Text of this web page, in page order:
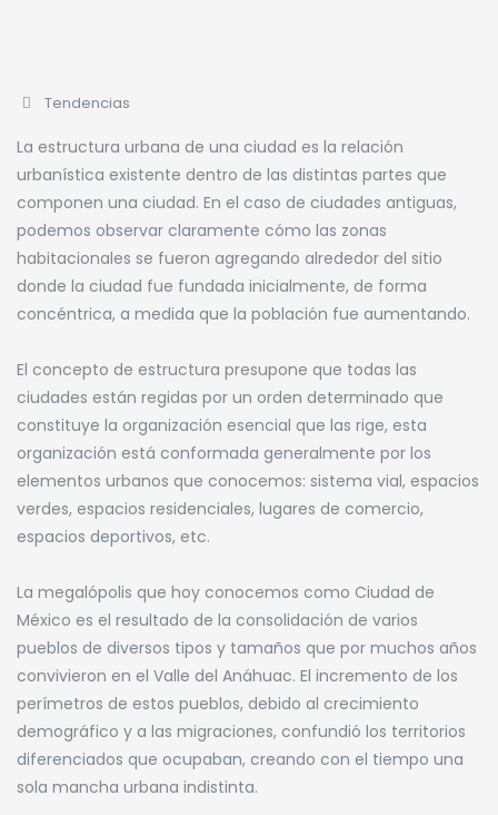
Tendencias
La estructura urbana de una ciudad es la relación
urbanística existente dentro de las distintas partes que
componen una ciudad. En el caso de ciudades antiguas,
podemos observar claramente cómo las zonas
habitacionales se fueron agregando alrededor del sitio
donde la ciudad fue fundada inicialmente, de forma
concéntrica, a medida que la población fue aumentando.
El concepto de estructura presupone que todas las
ciudades están regidas por un orden determinado que
constituye la organización esencial que las rige, esta
organización está conformada generalmente por los
elementos urbanos que conocemos: sistema vial, espacios
verdes, espacios residenciales, lugares de comercio,
espacios deportivos, etc.
La megalópolis que hoy conocemos como Ciudad de
México es el resultado de la consolidación de varios
pueblos de diversos tipos y tamaños que por muchos años
convivieron en el Valle del Anáhuac. El incremento de los
perímetros de estos pueblos, debido al crecimiento
demográfico y a las migraciones, confundió los territorios
diferenciados que ocupaban, creando con el tiempo una
sola mancha urbana indistinta.